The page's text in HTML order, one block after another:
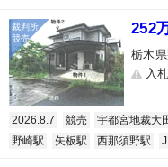
252
栃木
入
2026.8.7 競売 宇都宮地裁大
野崎駅
矢板駅 西那須野駅